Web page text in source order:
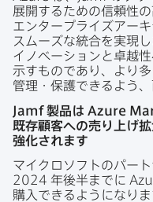
展開する​ための​信頼性
エンタープライズアー
スムーズな​統合を​実現
イノベーションと​卓越
示すものであり、​より​
管理・保護できるよう
Jamf製品は Azure
既存顧客への​売り上げ
強化されます
マイクロソフトの​パート
2024 年後半までに
購入できるようになりま